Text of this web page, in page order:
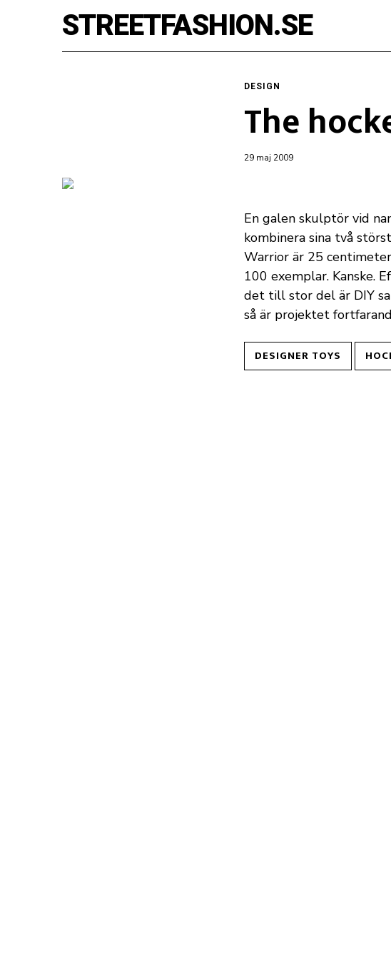
STREETFASHION.SE
DESIGN
The
29 maj 2009
En galen skulptör vid
kombinera sina två
Warrior är 25
100 exemplar. Kanske.
det till stor del är DIY
så är projektet
DESIGNER TOYS